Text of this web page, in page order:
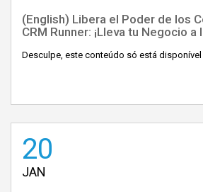
(English) Libera el Poder de los
CRM Runner: ¡Lleva tu Negocio a
Desculpe, este conteúdo só está disponível
20
JAN